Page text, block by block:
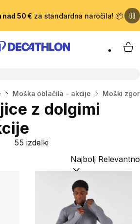
nad 50 € za standardna naročila! 📦
Moška oblačila - akcije Moški
z dolgimi
55 izdelki
Razvrsti po: